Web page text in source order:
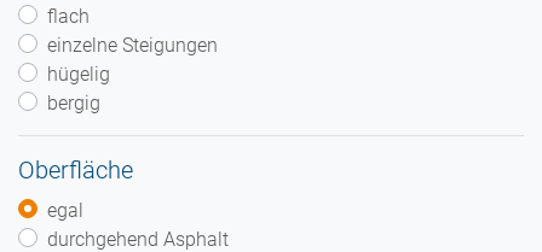
flach
einzelne Steigungen
hügelig
bergig
Oberfläche
egal
durchgehend Asphalt